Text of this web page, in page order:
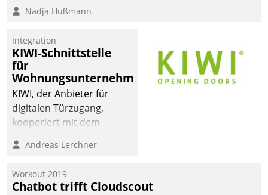
Nadja Hußmann
Integration
KIWI-Schnittstelle
für
Wohnungsunternehmen
KIWI, der Anbieter für
digitalen Türzugang,
kooperiert mit dem
Softwareentwicklungshaus
Andreas Lerchner
Workout 2019
Chatbot trifft Cloudscout